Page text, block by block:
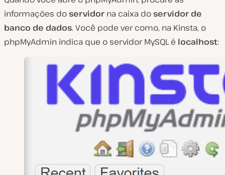
informações doservidor na caixa doservidor de
banco de dados. Você pode ver como, na Kinsta, o
phpMyAdmin indica que o servidor MySQL é localhost: